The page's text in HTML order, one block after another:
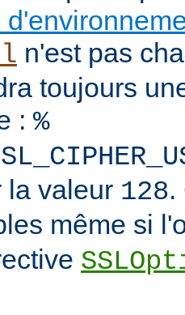
n'est pas
toujours
: %
la valeur 128.
même si